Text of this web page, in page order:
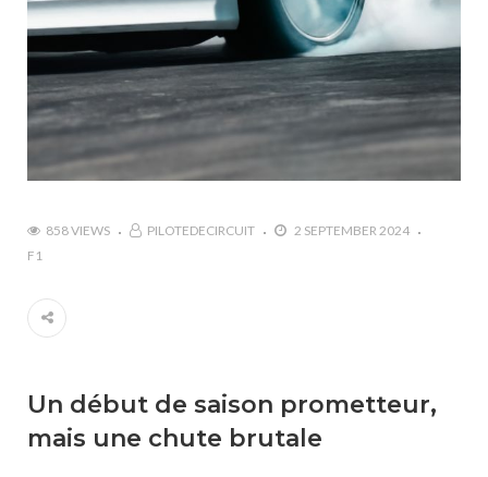
858 VIEWS PILOTEDECIRCUIT
2 SEPTEMBER 2024
F1
Un début de saison prometteur,
mais une chute brutale